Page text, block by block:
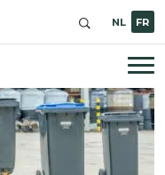
NL FR